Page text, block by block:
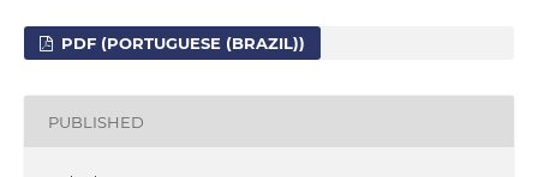
PDF (PORTUGUESE (BRAZIL))
PUBLISHED